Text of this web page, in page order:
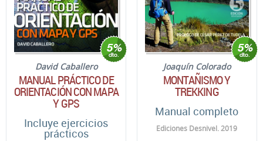
David Caballero
MANUAL PRÁCTICO DE
ORIENTACIÓN CON MAPA
Y GPS
Incluye ejercicios
prácticos
Joaquín Colorado
MONTAÑISMO Y
TREKKING
Manual completo
Ediciones Desnivel. 2019